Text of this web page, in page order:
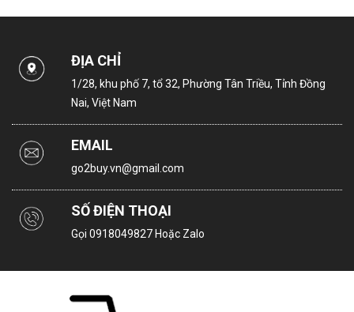
ĐỊA CHỈ
1/28, khu phố 7, tổ 32, Phường Tân Triều, Tỉnh Đồng
Nai, Việt Nam
EMAIL
go2buy.vn@gmail.com
SỐ ĐIỆN THOẠI
Gọi 0918049827 Hoặc Zalo